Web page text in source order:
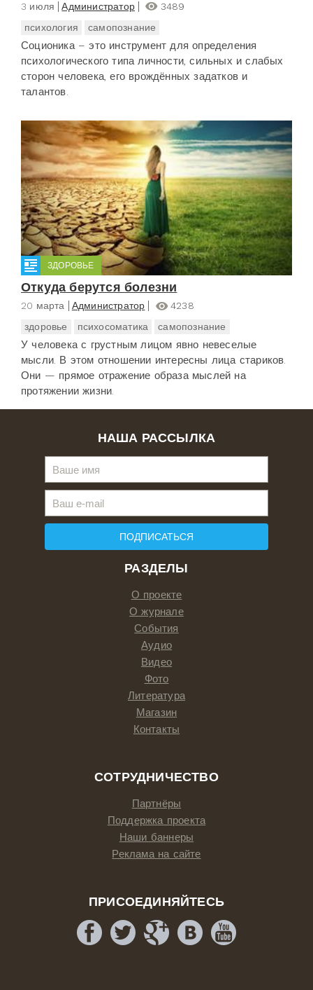
3 июля Администратор
3489
психология
самопознание
Соционика – это инструмент для определения
психологического типа личности, сильных и слабых
сторон человека, его врождённых задатков и
талантов.
ЗДОРОВЬЕ
Откуда берутся болезни
20 марта Администратор
4238
здоровье
психосоматика самопознание
У человека с грустным лицом явно невеселые
мысли. В этом отношении интересны лица стариков.
Они — прямое отражение образа мыслей на
протяжении жизни.
РАЗДЕЛЫ
О проекте
О журнале
События
Аудио
Видео
Фото
Литература
Магазин
Контакты
СОТРУДНИЧЕСТВО
Партнёры
Поддержка проекта
Наши баннеры
Реклама на сайте
ПРИСОЕДИНЯЙТЕСЬ
НАША РАССЫЛКА
ПОДПИСАТЬСЯ